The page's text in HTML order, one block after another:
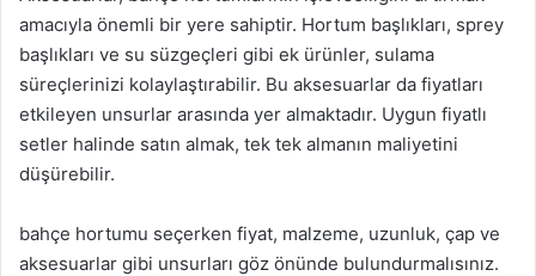
amacıyla önemli bir yere sahiptir. Hortum başlıkları, sprey
başlıkları ve su süzgeçleri gibi ek ürünler, sulama
süreçlerinizi kolaylaştırabilir. Bu aksesuarlar da fiyatları
etkileyen unsurlar arasında yer almaktadır. Uygun fiyatlı
setler halinde satın almak, tek tek almanın maliyetini
düşürebilir.
bahçe hortumu seçerken fiyat, malzeme, uzunluk, çap ve
aksesuarlar gibi unsurları göz önünde bulundurmalısınız.